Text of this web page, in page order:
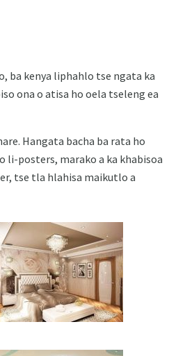
ba kenya liphahlo tse ngata ka
ona o atisa ho oela tseleng ea
Hangata bacha ba rata ho
li-posters, marako a ka khabisoa
tse tla hlahisa maikutlo a